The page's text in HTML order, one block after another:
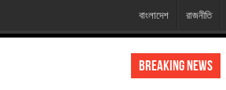
বাংলাদেশ রাজনীতি
Breaking News